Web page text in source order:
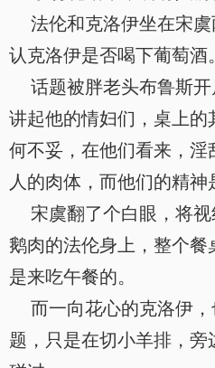
法伦和克洛伊坐在宋虞
认克洛伊是否喝下葡萄酒。
话题被胖老头布鲁斯开
讲起他的情妇们，桌上
何不妥，在他们看来，
人的肉体，而他们的精神
宋虞翻了个白眼，将视
鹅肉的法伦身上，整个餐
是来吃午餐的。
而一向花心的克洛伊，
题，只是在切小羊排，